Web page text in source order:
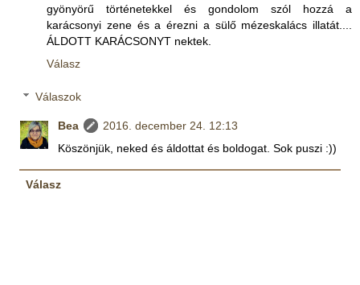
gyönyörű történetekkel és gondolom szól hozzá a
karácsonyi zene és a érezni a sülő mézeskalács illatát....
ÁLDOTT KARÁCSONYT nektek.
Válasz
Válaszok
Bea
2016. december 24. 12:13
Köszönjük, neked és áldottat és boldogat. Sok puszi :))
Válasz